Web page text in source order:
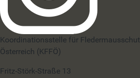
Koordinationsstelle für
Österreich (KFFÖ)
Fritz-Störk-Straße 13